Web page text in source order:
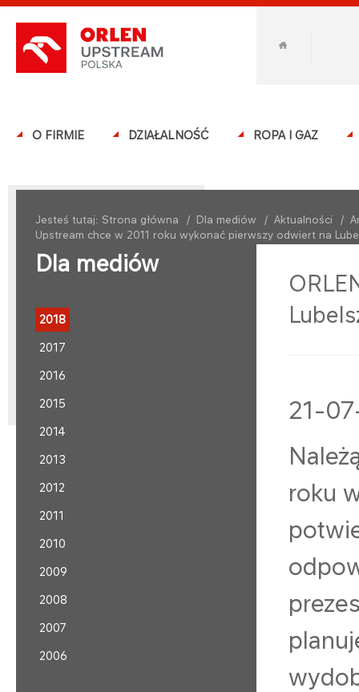
O FIRMIE DZIAŁALNOŚĆ ROPA I GAZ
Jesteś tutaj: Strona główna / Dla mediów / Aktualności /
Upstream chce w 2011 roku wykonać pierwszy odwiert na
Dla mediów
2018
2017
2016
2015
2014
2013
2012
2011
2010
2009
2008
2007
2006
21-
roku